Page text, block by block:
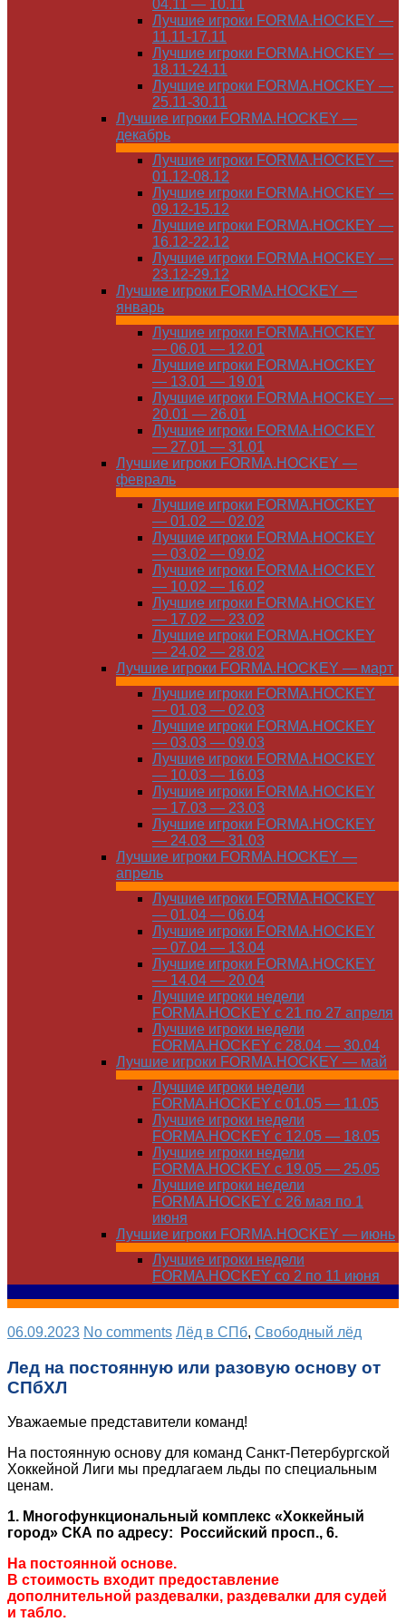
04.11 — 10.11
Лучшие игроки FORMA.HOCKEY —
11.11-17.11
Лучшие игроки FORMA.HOCKEY —
18.11-24.11
Лучшие игроки FORMA.HOCKEY —
25.11-30.11
Лучшие игроки FORMA.HOCKEY —
декабрь
Лучшие игроки FORMA.HOCKEY —
01.12-08.12
Лучшие игроки FORMA.HOCKEY —
09.12-15.12
Лучшие игроки FORMA.HOCKEY —
16.12-22.12
Лучшие игроки FORMA.HOCKEY —
23.12-29.12
Лучшие игроки FORMA.HOCKEY —
январь
Лучшие игроки FORMA.HOCKEY
— 06.01 — 12.01
Лучшие игроки FORMA.HOCKEY
— 13.01 — 19.01
Лучшие игроки FORMA.HOCKEY —
20.01 — 26.01
Лучшие игроки FORMA.HOCKEY
— 27.01 — 31.01
Лучшие игроки FORMA.HOCKEY —
февраль
Лучшие игроки FORMA.HOCKEY
— 01.02 — 02.02
Лучшие игроки FORMA.HOCKEY
— 03.02 — 09.02
Лучшие игроки FORMA.HOCKEY
— 10.02 — 16.02
Лучшие игроки FORMA.HOCKEY
— 17.02 — 23.02
Лучшие игроки FORMA.HOCKEY
— 24.02 — 28.02
Лучшие игроки FORMA.HOCKEY — март
Лучшие игроки FORMA.HOCKEY
— 01.03 — 02.03
Лучшие игроки FORMA.HOCKEY
— 03.03 — 09.03
Лучшие игроки FORMA.HOCKEY
— 10.03 — 16.03
Лучшие игроки FORMA.HOCKEY
— 17.03 — 23.03
Лучшие игроки FORMA.HOCKEY
— 24.03 — 31.03
Лучшие игроки FORMA.HOCKEY —
апрель
Лучшие игроки FORMA.HOCKEY
— 01.04 — 06.04
Лучшие игроки FORMA.HOCKEY
— 07.04 — 13.04
Лучшие игроки FORMA.HOCKEY
— 14.04 — 20.04
Лучшие игроки недели
FORMA.HOCKEY с 21 по 27 апреля
Лучшие игроки недели
FORMA.HOCKEY с 28.04 — 30.04
Лучшие игроки FORMA.HOCKEY — май
Лучшие игроки недели
FORMA.HOCKEY с 01.05 — 11.05
Лучшие игроки недели
FORMA.HOCKEY с 12.05 — 18.05
Лучшие игроки недели
FORMA.HOCKEY с 19.05 — 25.05
Лучшие игроки недели
FORMA.HOCKEY с 26 мая по 1
июня
Лучшие игроки FORMA.HOCKEY — июнь
Лучшие игроки недели
FORMA.HOCKEY со 2 по 11 июня
06.09.2023 No comments Лёд в СПб, Свободный лёд
Лед на постоянную или разовую основу от
СПбХЛ
Уважаемые представители команд!
На постоянную основу для команд Санкт-Петербургской
Хоккейной Лиги мы предлагаем льды по специальным
ценам.
1. Многофункциональный комплекс «Хоккейный
город» СКА по адресу: Российский просп., 6.
На постоянной основе.
В стоимость входит предоставление
дополнительной раздевалки, раздевалки для судей
и табло.